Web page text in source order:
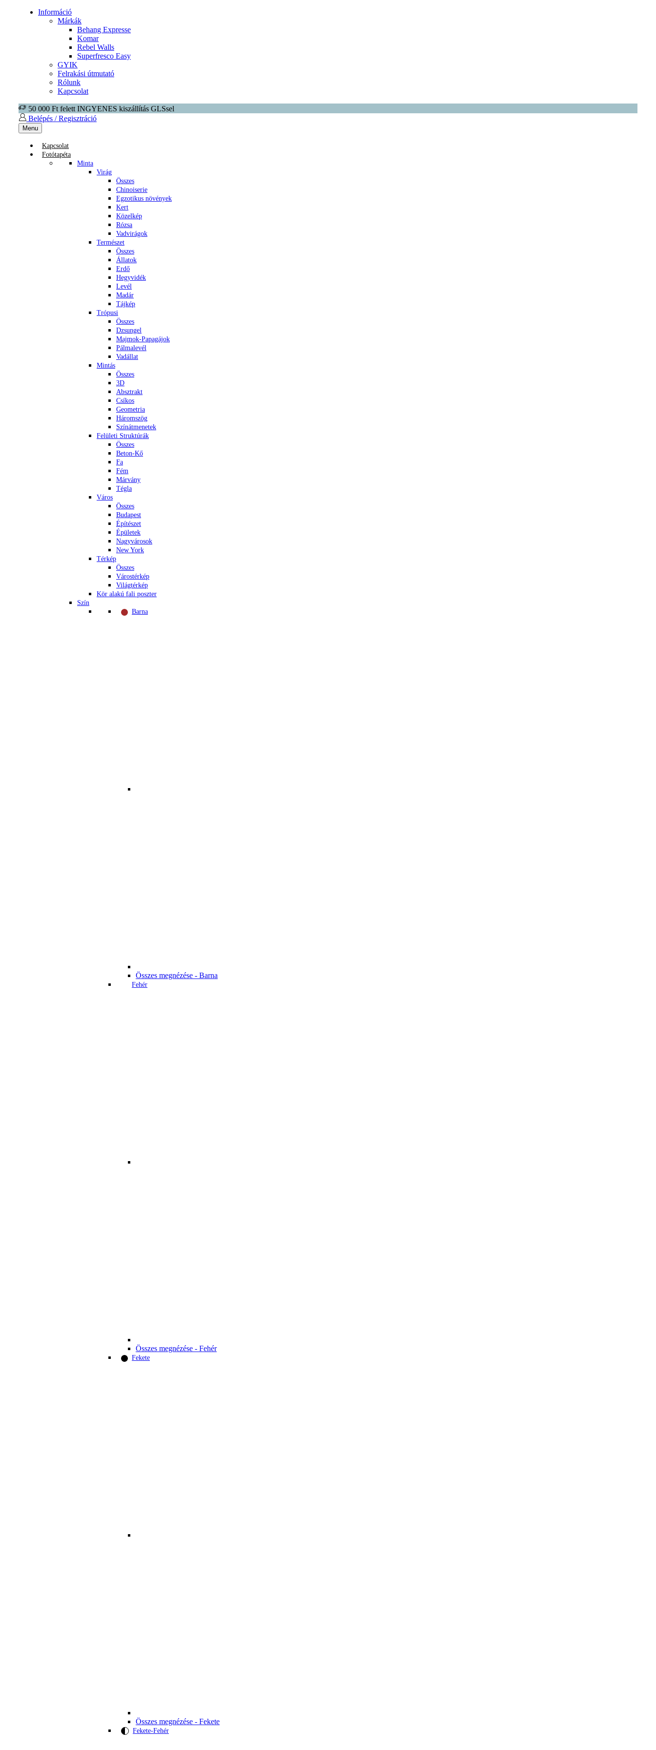
Információ
Márkák
Behang Expresse
Komar
Rebel Walls
Superfresco Easy
GYIK
Felrakási útmutató
Rólunk
Kapcsolat
50 000 Ft felett INGYENES kiszállítás GLSsel
Belépés / Regisztráció
Menu
Kapcsolat
Fotótapéta
Minta
Virág
Összes
Chinoiserie
Egzotikus növények
Kert
Közelkép
Rózsa
Vadvirágok
Természet
Összes
Állatok
Erdő
Hegyvidék
Levél
Madár
Tájkép
Trópusi
Összes
Dzsungel
Majmok-Papagájok
Pálmalevél
Vadállat
Mintás
Összes
3D
Absztrakt
Csíkos
Geometria
Háromszög
Színátmenetek
Felületi Struktúrák
Összes
Beton-Kő
Fa
Fém
Márvány
Tégla
Város
Összes
Budapest
Építészet
Épületek
Nagyvárosok
New York
Térkép
Összes
Várostérkép
Világtérkép
Kör alakú fali poszter
Szín
Barna
Összes megnézése - Barna
Fehér
Összes megnézése - Fehér
Fekete
Összes megnézése - Fekete
Fekete-Fehér